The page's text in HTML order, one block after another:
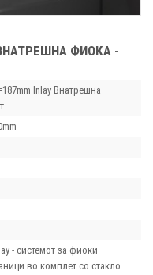
ВНАТРЕШНА ФИОКА -
Inlay Внатрешна
- системот за фиоки
во комплет со стакло